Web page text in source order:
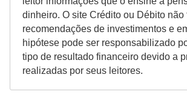
dinheiro. O site Crédito ou Débito não
recomendações de investimentos e
hipótese pode ser responsabilizado
tipo de resultado financeiro devido a
realizadas por seus leitores.
e
n
s
a